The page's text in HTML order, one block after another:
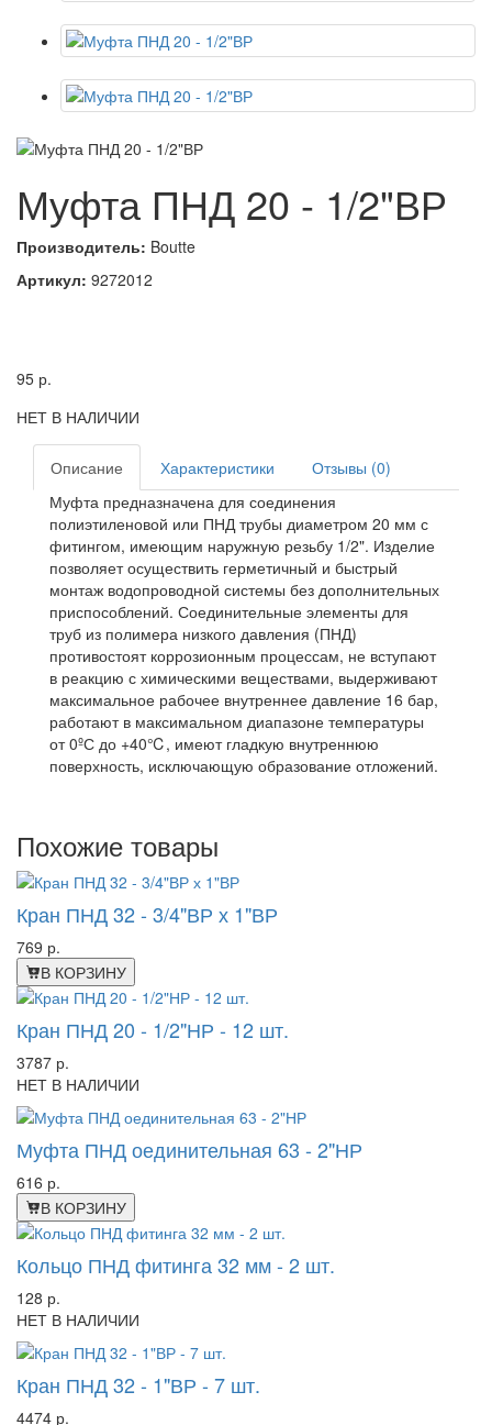
Муфта ПНД 20 - 1/2"ВР
Производитель: Boutte
Артикул: 9272012
95 р.
НЕТ В НАЛИЧИИ
Описание Характеристики
Отзывы (0)
Муфта предназначена для соединения
полиэтиленовой или ПНД трубы диаметром 20 мм с
фитингом, имеющим наружную резьбу 1/2". Изделие
позволяет осуществить герметичный и быстрый
монтаж водопроводной системы без дополнительных
приспособлений. Соединительные элементы для
труб из полимера низкого давления (ПНД)
противостоят коррозионным процессам, не вступают
в реакцию с химическими веществами, выдерживают
максимальное рабочее внутреннее давление 16 бар,
работают в максимальном диапазоне температуры
от 0ºС до +40℃, имеют гладкую внутреннюю
поверхность, исключающую образование отложений.
Похожие товары
Кран ПНД 32 - 3/4"ВР х 1"ВР
769 р.
В КОРЗИНУ
Кран ПНД 20 - 1/2"НР - 12 шт.
3787 р.
НЕТ В НАЛИЧИИ
Муфта ПНД оединительная 63 - 2"НР
616 р.
В КОРЗИНУ
Кольцо ПНД фитинга 32 мм - 2 шт.
128 р.
НЕТ В НАЛИЧИИ
Кран ПНД 32 - 1"ВР - 7 шт.
4474 р.